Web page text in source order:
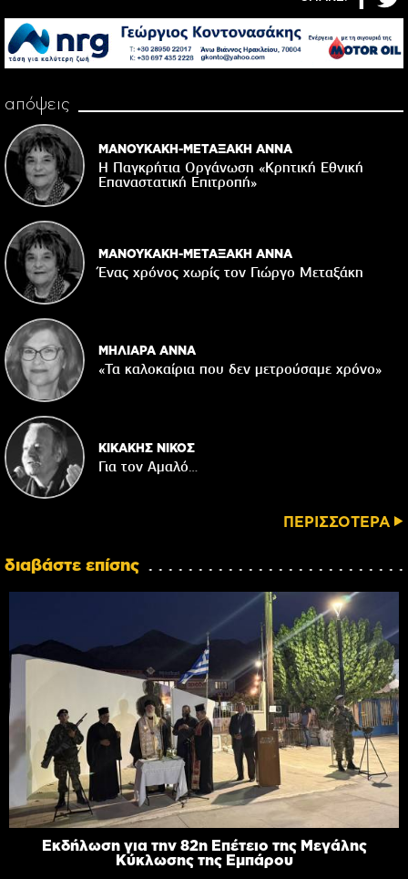
απόψεις
ΜΑΝΟΥΚΑΚΗ-ΜΕΤΑΞΑΚΗ ΑΝΝΑ
Η Παγκρήτια Οργάνωση «Κρητική Εθνική
Επαναστατική Eπιτροπή»
ΜΑΝΟΥΚΑΚΗ-ΜΕΤΑΞΑΚΗ ΑΝΝΑ
Ένας χρόνος χωρίς τον Γιώργο Μεταξάκη
ΜΗΛΙΑΡΑ ΑΝΝΑ
«Τα καλοκαίρια που δεν μετρούσαμε χρόνο»
ΚΙΚΑΚΗΣ ΝΙΚΟΣ
Για τον Αμαλό…
ΠΕΡΙΣΣΟΤΕΡΑ
διαβάστε επίσης
Εκδήλωση για την 82η Επέτειο της Μεγάλης
Κύκλωσης της Εμπάρου